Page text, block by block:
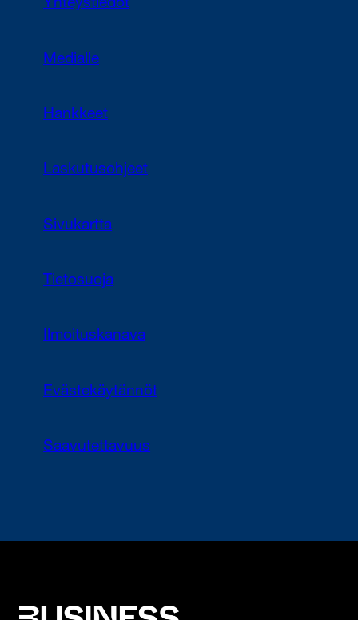
Yhteystiedot
Medialle
Hankkeet
Laskutusohjeet
Sivukartta
Tietosuoja
Ilmoituskanava
Evästekäytännöt
Saavutettavuus